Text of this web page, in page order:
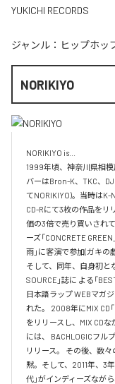
YUKICHI RECORDS
ジャンル： ヒップホッ
NORIKIYO
NORIKIYO is...
1999年頃、神奈川県相
バーはBron-K、TKC、
てNORIKIYO)。当時はK-
CD-Rにて3枚の作品をリ
価の3倍で売り買いされ
ーズ「CONCRETE
雨」に客演で参加(ガキの
そして、同年、自身初と
SOURCE」誌に よる「
日本語ラップ WEBマガジ
れた。 2008年にMIX CD
をリリースし、MIX CD
には、 BACHLOGICフル
リリース。 その後、数
黙。そして、2011年、3
代」がインディーズなが